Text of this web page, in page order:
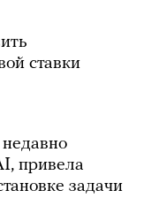
ставки
привела
задачи